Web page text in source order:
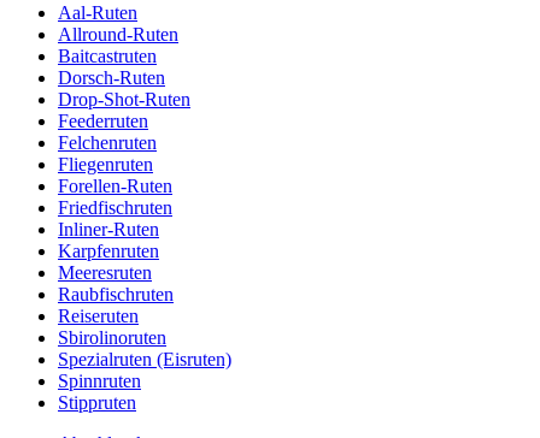
Aal-Ruten
Allround-Ruten
Baitcastruten
Dorsch-Ruten
Drop-Shot-Ruten
Feederruten
Felchenruten
Fliegenruten
Forellen-Ruten
Friedfischruten
Inliner-Ruten
Karpfenruten
Meeresruten
Raubfischruten
Reiseruten
Sbirolinoruten
Spezialruten (Eisruten)
Spinnruten
Stippruten